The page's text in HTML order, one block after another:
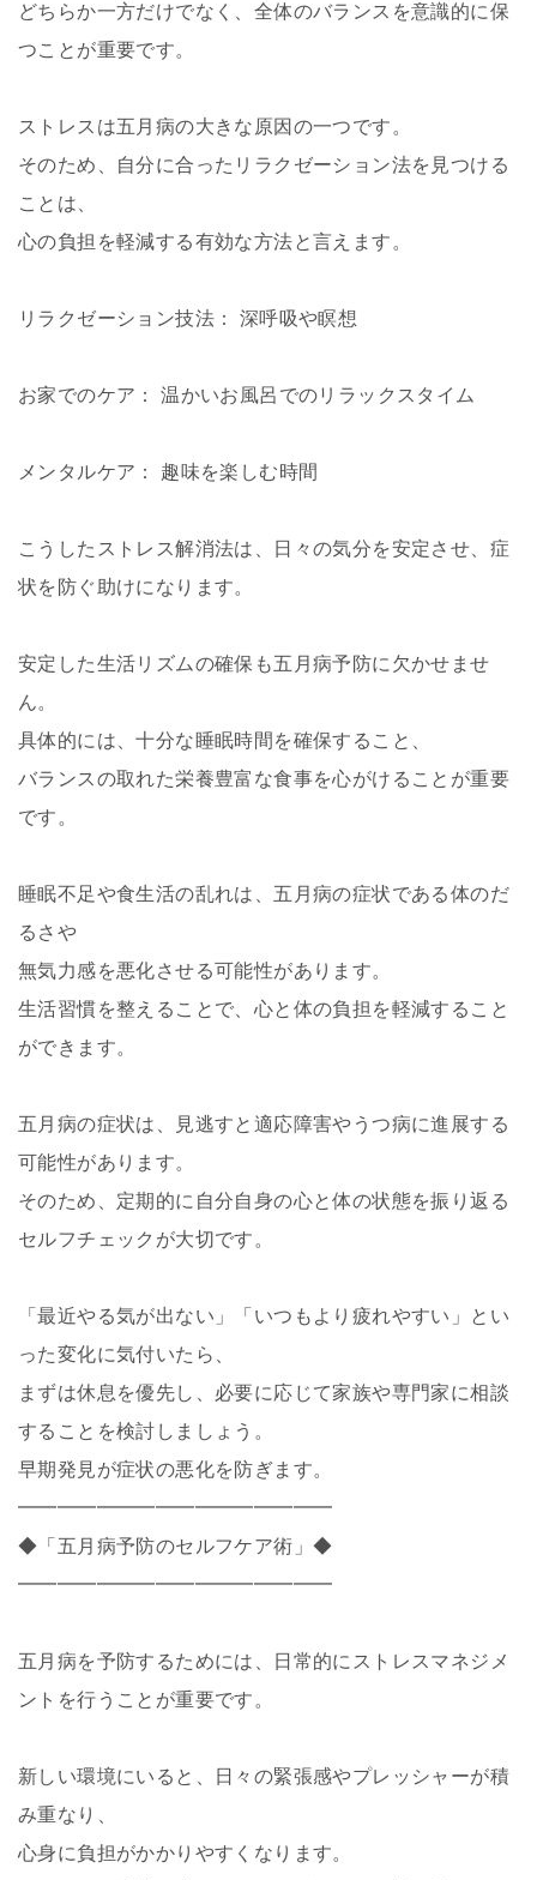
どちらか一方だけでなく、全体のバランスを意識的に保
つことが重要です。
ストレスは五月病の大きな原因の一つです。
そのため、自分に合ったリラクゼーション法を見つける
ことは、
心の負担を軽減する有効な方法と言えます。
リラクゼーション技法： 深呼吸や瞑想
お家でのケア： 温かいお風呂でのリラックスタイム
メンタルケア： 趣味を楽しむ時間
こうしたストレス解消法は、日々の気分を安定させ、症
状を防ぐ助けになります。
安定した生活リズムの確保も五月病予防に欠かせませ
ん。
具体的には、十分な睡眠時間を確保すること、
バランスの取れた栄養豊富な食事を心がけることが重要
です。
睡眠不足や食生活の乱れは、五月病の症状である体のだ
るさや
無気力感を悪化させる可能性があります。
生活習慣を整えることで、心と体の負担を軽減すること
ができます。
五月病の症状は、見逃すと適応障害やうつ病に進展する
可能性があります。
そのため、定期的に自分自身の心と体の状態を振り返る
セルフチェックが大切です。
「最近やる気が出ない」「いつもより疲れやすい」とい
った変化に気付いたら、
まずは休息を優先し、必要に応じて家族や専門家に相談
することを検討しましょう。
早期発見が症状の悪化を防ぎます。
━━━━━━━━━━━━━━━━
◆「五月病予防のセルフケア術」◆
━━━━━━━━━━━━━━━━
五月病を予防するためには、日常的にストレスマネジメ
ントを行うことが重要です。
新しい環境にいると、日々の緊張感やプレッシャーが積
み重なり、
心身に負担がかかりやすくなります。